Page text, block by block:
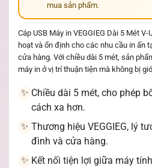
mua sản phẩm.
Cáp USB Máy in VEGGIEG Dài 5 Mét
hoạt và ổn định cho các nhu cầu in ấn
cửa hàng. Với chiều dài 5 mét, sản
máy in ở vị trí thuận tiện mà không bị
✨ Chiều dài 5 mét, cho phép
cách xa hơn.
✨ Thương hiệu VEGGIEG, lý
đình và cửa hàng.
✨ Kết nối tiện lợi giữa máy